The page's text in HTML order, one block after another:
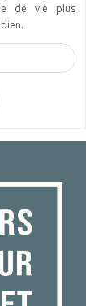
de vie plus